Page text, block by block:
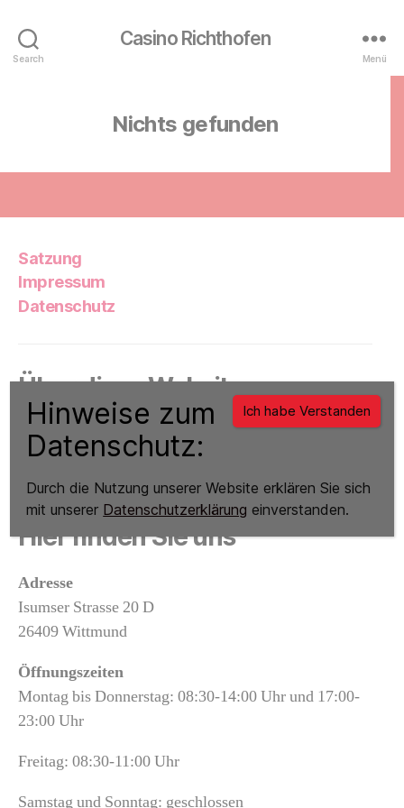
Search
Casino Richthofen
Menü
Nichts gefunden
Satzung
Impressum
Datenschutz
Über diese Website
Willkommen auf unserer neuen Internetseite. Hier
finden Sie die aktuellen Veranstaltungen, Termine und
Speisekarten des Casino Richthofen e.V.
Hier finden Sie uns
Adresse
Isumser Strasse 20 D
26409 Wittmund
Öffnungszeiten
Montag bis Donnerstag: 08:30-14:00 Uhr und 17:00-
23:00 Uhr
Freitag: 08:30-11:00 Uhr
Samstag und Sonntag: geschlossen
Hinweise zum
Datenschutz:
Durch die Nutzung unserer Website erklären Sie sich
mit unserer Datenschutzerklärung einverstanden.
Ich habe Verstanden